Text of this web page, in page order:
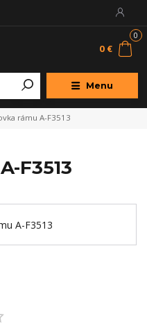
Menu
0
0 €
rámu A-F3513
F3513